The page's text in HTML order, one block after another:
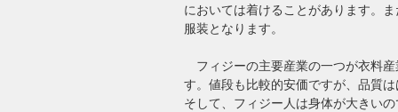
においては着けることがあります。
服装となります。
フィジーの主要産業の一つが衣料
す。値段も比較的安価ですが、品質
そして、フィジー人は身体が大きい